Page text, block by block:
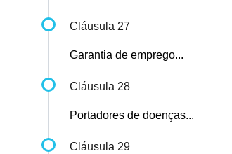
Cláusula 27
Garantia de emprego...
Cláusula 28
Portadores de doenças...
Cláusula 29